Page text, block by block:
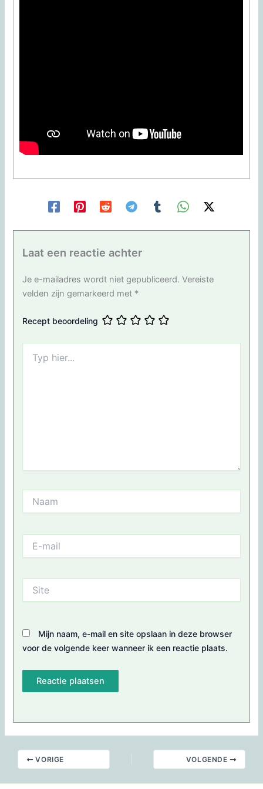
Laat een reactie achter
Je e-mailadres wordt niet gepubliceerd. Vereiste
velden zijn gemarkeerd met *
Recept beoordeling
hier...
mail
Mijn naam, e-mail en site opslaan in deze browser
voor de volgende keer wanneer ik een reactie plaats.
VORIGE VOLGENDE